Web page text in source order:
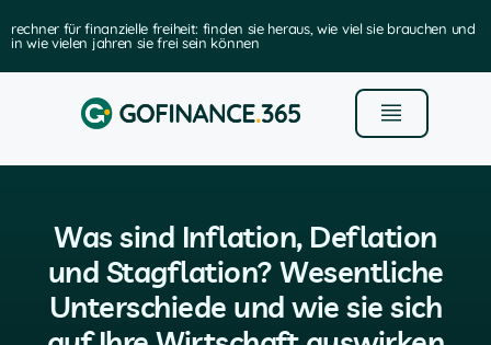
rechner für finanzielle freiheit: finden sie heraus, wie viel sie brauchen und
in wie vielen jahren sie frei sein können
Was sind Inflation, Deflation
und Stagflation? Wesentliche
Unterschiede und wie sie sich